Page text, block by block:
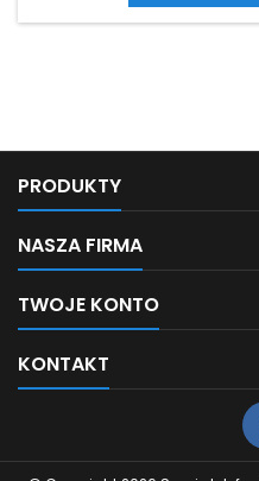
PRODUKTY
NASZA FIRMA
TWOJE KONTO
KONTAKT